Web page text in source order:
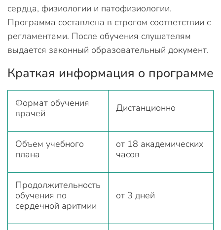
сердца, физиологии и патофизиологии.
Программа составлена в строгом соответствии с
регламентами. После обучения слушателям
выдается законный образовательный документ.
Краткая информация о программе
Формат обучения
врачей
Дистанционно
Объем учебного
плана
от 18 академических
часов
Продолжительность
обучения по
сердечной аритмии
от 3 дней